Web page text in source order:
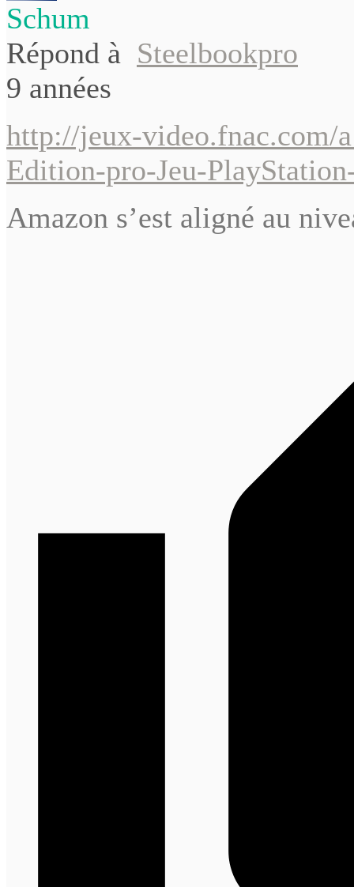
Schum
Répond à Steelbookpro
9 années
http://jeux-
Edition-pro-Jeu-
Amazon s’est aligné au